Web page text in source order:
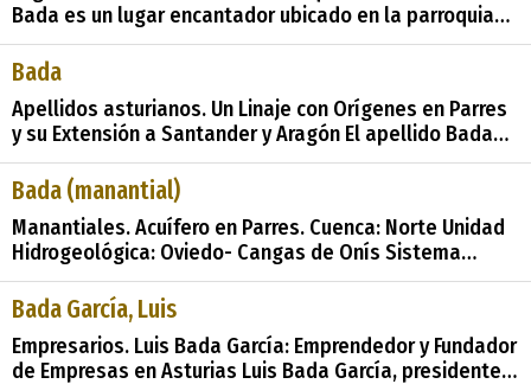
Bada es un lugar encantador ubicado en la parroquia
de Parres, en el municipio del mismo nombre, en la
hermosa región de Asturias. Este pequeño pueblo, cuyo
nombre tradicional ha permanecido inalterable a lo
largo del tiempo, es un testimonio
Bada
Apellidos asturianos. Un Linaje con Orígenes en Parres
y su Extensión a Santander y Aragón El apellido Bada
tiene sus raíces en el pueblo que lleva su mismo
nombre, ubicado en Parres, Asturias. A lo largo de su
historia, esta familia se extendió hacia nuevas tierras,
llegando a establecerse en Sa
Bada (manantial)
Manantiales. Acuífero en Parres. Cuenca: Norte Unidad
Hidrogeológica: Oviedo- Cangas de Onís Sistema
acuifero: Caliza de montaña cántabro-astur Cota: 135
Naturaleza: Manantial Uso: No se utiliza Perímetro: No
tiene perímetro de protección Nota: Si no hay ninguna
indicaci&#
Bada García, Luis
Empresarios. Luis Bada García: Emprendedor y Fundador
de Empresas en Asturias Luis Bada García, presidente y